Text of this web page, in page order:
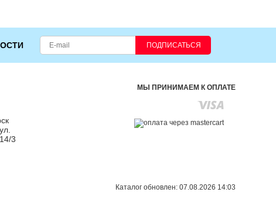
ПОДПИСАТЬСЯ
МЫ ПРИНИМАЕМ К ОПЛАТЕ
3
Каталог обновлен: 07.08.2026 14:03